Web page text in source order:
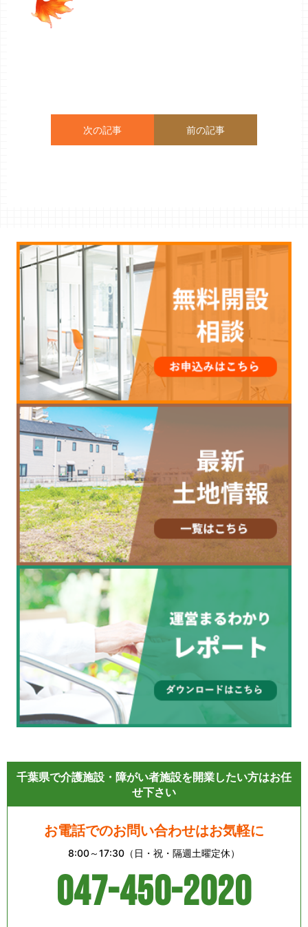
次の記事 前の記事
千葉県で介護施設・障がい者施設を開業したい方はお任
せ下さい
お電話でのお問い合わせはお気軽に
8:00～17:30（日・祝・隔週土曜定休）
047-450-2020